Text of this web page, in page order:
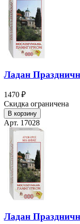
Ладан
1470 ₽
Скидка ограничена
В корзину
Арт. 17028
Ладан